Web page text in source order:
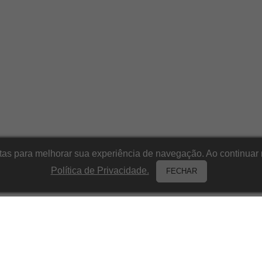
para melhorar sua experiência de navegação. Ao
Política de Privacidade.
FECHAR